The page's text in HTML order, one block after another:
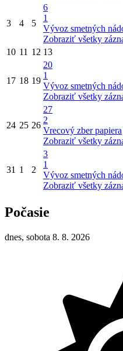
3 4 5
6
1
Vývoz smetných
Zobraziť všetky
10 11 12 13
17 18 19
20
1
Vývoz smetných
Zobraziť všetky
24 25 26
27
2
Vrecový zber papiera
Zobraziť všetky
31 1 2
3
1
Vývoz smetných
Zobraziť všetky
Počasie
dnes, sobota 8. 8. 2026